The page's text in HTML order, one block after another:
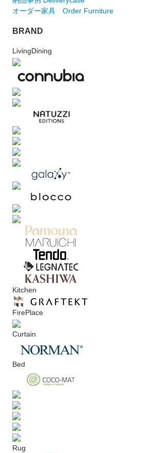
オーダー家具 Order Furniture
BRAND
LivingDining
Kitchen
FirePlace
Curtain
Bed
Rug